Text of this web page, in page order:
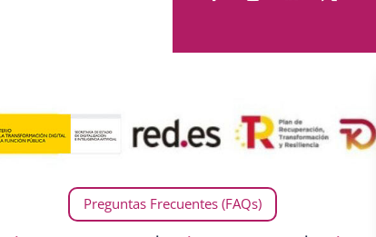
Preguntas Frecuentes (FAQs)